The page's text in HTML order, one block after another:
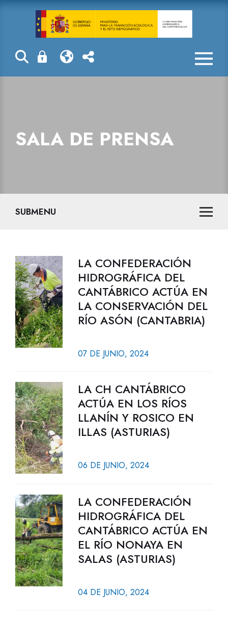
Sala de prensa
SALA DE PRENSA
SUBMENU
LA CONFEDERACIÓN
HIDROGRÁFICA DEL
CANTÁBRICO ACTÚA EN
LA CONSERVACIÓN DEL
RÍO ASÓN (CANTABRIA)
07 DE JUNIO, 2024
LA CH CANTÁBRICO
ACTÚA EN LOS RÍOS
LLANÍN Y ROSICO EN
ILLAS (ASTURIAS)
06 DE JUNIO, 2024
LA CONFEDERACIÓN
HIDROGRÁFICA DEL
CANTÁBRICO ACTÚA EN
EL RÍO NONAYA EN
SALAS (ASTURIAS)
04 DE JUNIO, 2024